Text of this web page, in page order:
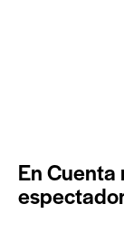
En Cuenta